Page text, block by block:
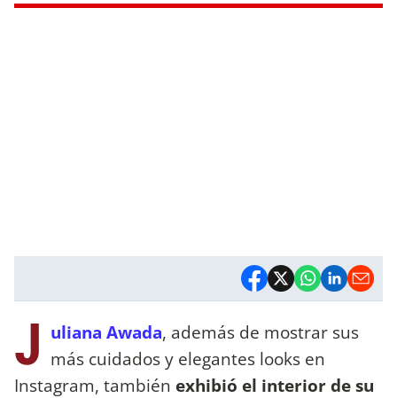
J uliana Awada, además de mostrar sus
más cuidados y elegantes looks en
Instagram, también exhibió el interior de su